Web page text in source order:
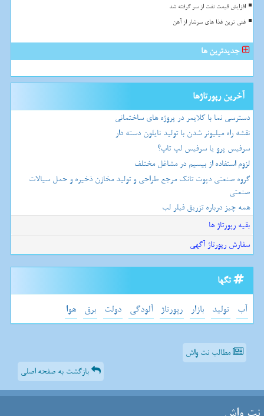
افزایش قیمت نفت از سر گرفته شد
غنی ترین غذا های سرشار از آهن
جدیدترین ها
آخرین رپورتاژها
دسترسی نما با کلایمر در پروژه های ساختمانی
نقشه راه میلیونر شدن با تولید نایلون دسته دار
سرفیس پرو یا سرفیس لپ تاپ؟
لزوم استفاده از بیسیم در مشاغل مختلف
گروه صنعتی دپوت تانک مرجع طراحی و تولید مخازن ذخیره و حمل سیالات
صنعتی
همه چیز درباره تزریق فیلر لب
بقیه رپورتاژ ها
سفارش رپورتاژ آگهی
تگها
آب تولید بازار رپورتاژ آلودگی دولت برق هوا
مطالب نت واش
بازگشت به صفحه اصلی